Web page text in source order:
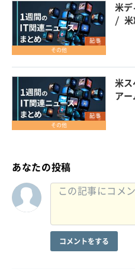
記事
その他
米
/ 米
記事
その他
米
ア
あなたの投稿
コメントをする